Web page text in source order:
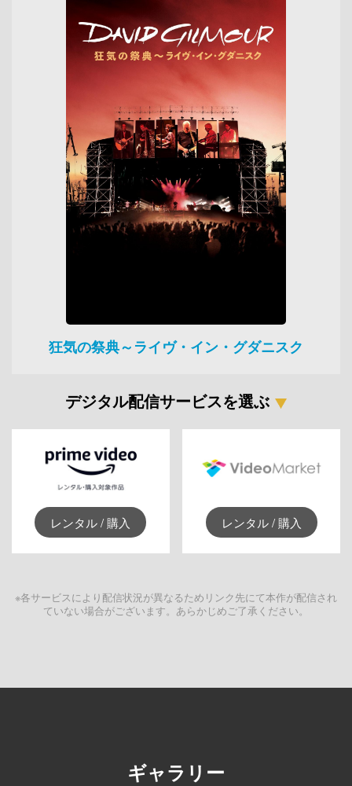
狂気の祭典～ライヴ・イン・グダニスク
デジタル配信サービスを選ぶ
レンタル / 購入 レンタル / 購入
※各サービスにより配信状況が異なるためリンク先にて本作が配信され
ていない場合がございます。あらかじめご了承ください。
ギャラリー